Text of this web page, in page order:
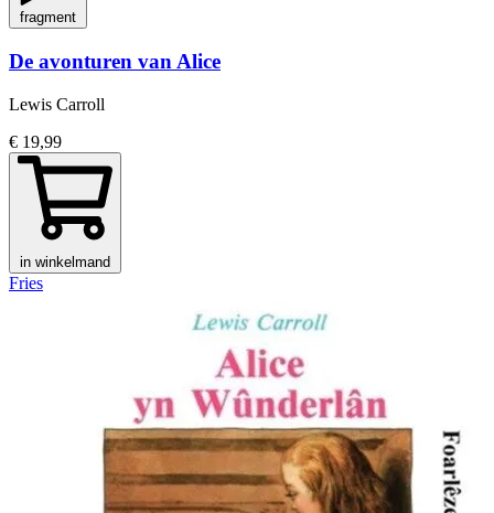
fragment
De avonturen van Alice
Lewis Carroll
€ 19,99
in winkelmand
Fries